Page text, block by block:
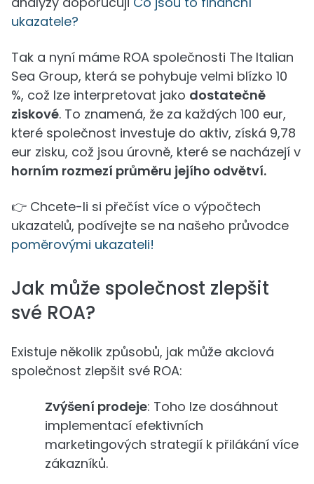
ukazatele?
Tak a nyní máme ROA společnosti The Italian
Sea Group, která se pohybuje velmi blízko 10
%, což lze interpretovat jako dostatečně
ziskové. To znamená, že za každých 100 eur,
které společnost investuje do aktiv, získá 9,78
eur zisku, což jsou úrovně, které se nacházejí v
horním rozmezí průměru jejího odvětví.
👉 Chcete-li si přečíst více o výpočtech
ukazatelů, podívejte se na našeho průvodce
poměrovými ukazateli!
Jak může společnost zlepšit
své ROA?
Existuje několik způsobů, jak může akciová
společnost zlepšit své ROA:
Zvýšení prodeje: Toho lze dosáhnout
implementací efektivních
marketingových strategií k přilákání více
zákazníků.